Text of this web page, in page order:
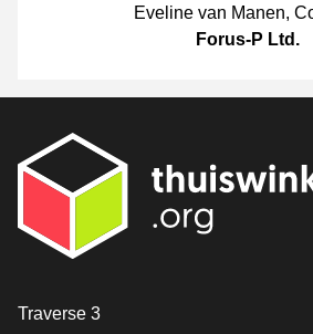
Eveline van Manen,
Forus-P Ltd.
[_General:Contact]
Traverse 3